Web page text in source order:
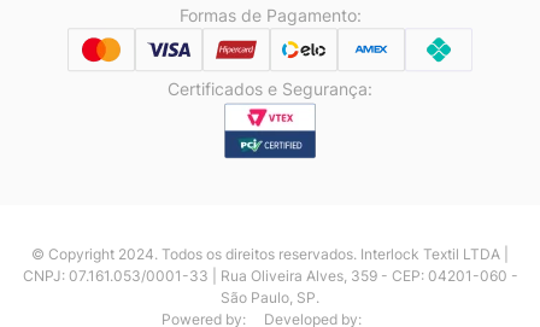
Formas de Pagamento:
Certificados e Segurança:
© Copyright 2024. Todos os direitos reservados. Interlock Textil LTDA |
CNPJ: 07.161.053/0001-33 | Rua Oliveira Alves, 359 - CEP: 04201-060 -
São Paulo, SP.
Powered by:
Developed by: